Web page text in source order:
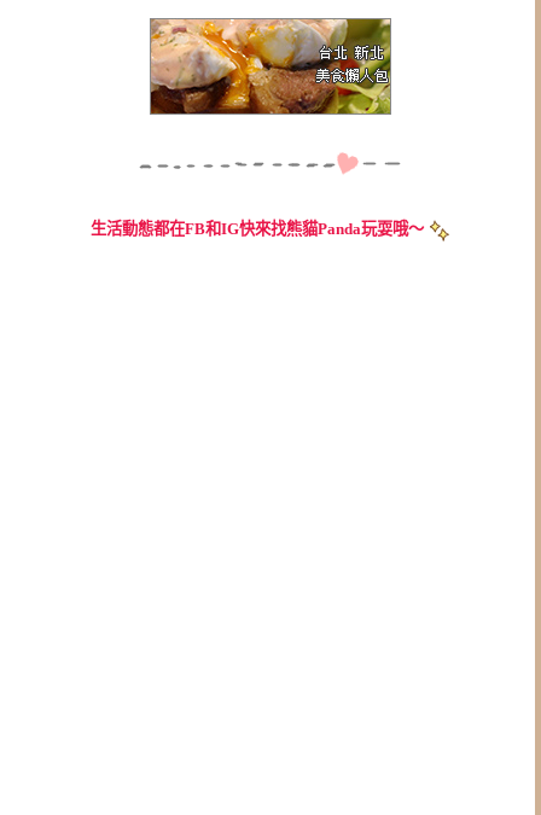
生活動態都在FB和IG快來找熊貓Panda玩耍哦～